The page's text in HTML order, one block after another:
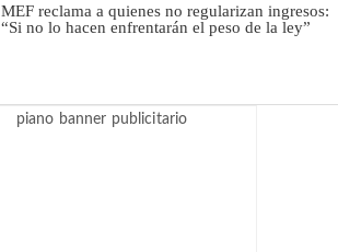
MEF reclama a quienes no regularizan ingresos:
“Si no lo hacen enfrentarán el peso de la ley”